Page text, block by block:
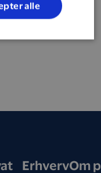
ErhvervOm
alle